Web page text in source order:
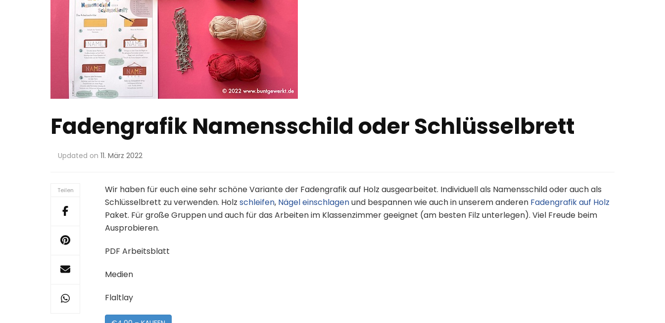
Fadengrafik Namensschild oder Schlüsselbrett
Updated on 11. März 2022
Teilen
Wir haben für euch eine sehr schöne Variante der Fadengrafik auf Holz ausgearbeitet. Individuell als Namensschild oder auch als
Schlüsselbrett zu verwenden. Holz schleifen, Nägel einschlagenund bespannen wie auch in unserem anderen Fadengrafik auf Holz
Paket. Für große Gruppen und auch für das Arbeiten im Klassenzimmer geeignet (am besten Filz unterlegen). Viel Freude beim
Ausprobieren.
PDF Arbeitsblatt
Medien
Flaltlay